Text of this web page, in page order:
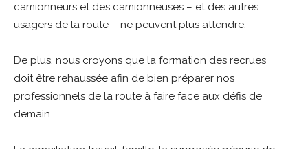
camionneurs et des camionneuses – et des autres
usagers de la route – ne peuvent plus attendre.
De plus, nous croyons que la formation des recrues
doit être rehaussée afin de bien préparer nos
professionnels de la route à faire face aux défis de
demain.